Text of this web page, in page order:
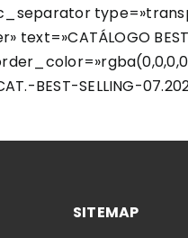
text=»CATÁLOGO
BEST-SELLING-
SITEMAP